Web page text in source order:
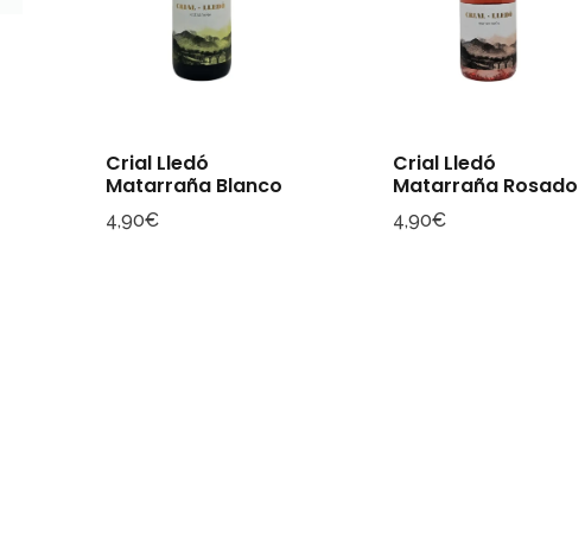
Crial Lledó
Matarraña Blanco
4,90€
Crial Lledó
Matarraña Rosado
4,90€